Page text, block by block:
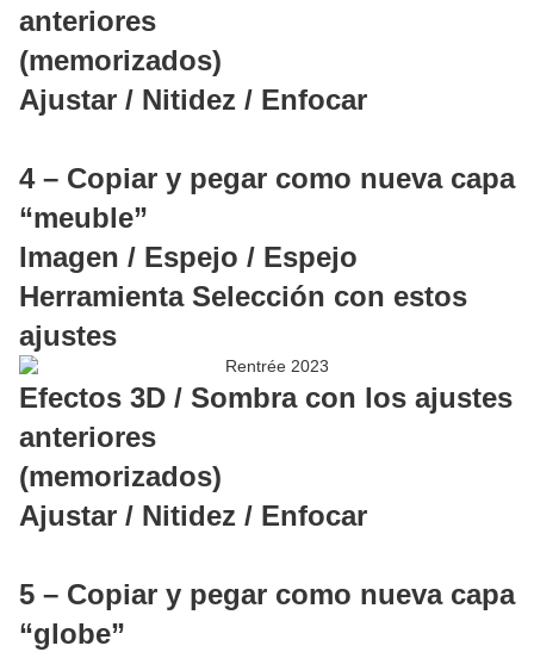
anteriores
(memorizados)
Ajustar / Nitidez / Enfocar
4 – Copiar y pegar como nueva capa
“meuble”
Imagen / Espejo / Espejo
Herramienta Selección con estos
ajustes
Efectos 3D / Sombra con los ajustes
anteriores
(memorizados)
Ajustar / Nitidez / Enfocar
5 – Copiar y pegar como nueva capa
“globe”